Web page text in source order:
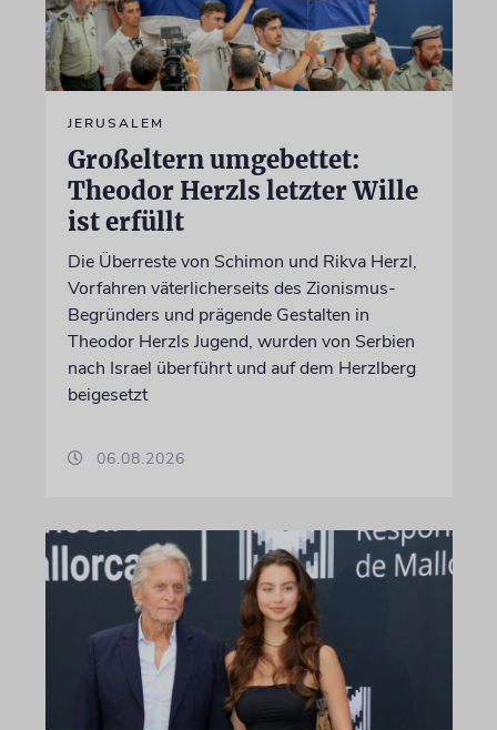
JERUSALEM
Großeltern umgebettet:
Theodor Herzls letzter Wille
ist erfüllt
Die Überreste von Schimon und Rikva Herzl,
Vorfahren väterlicherseits des Zionismus-
Begründers und prägende Gestalten in
Theodor Herzls Jugend, wurden von Serbien
nach Israel überführt und auf dem Herzlberg
beigesetzt
06.08.2026